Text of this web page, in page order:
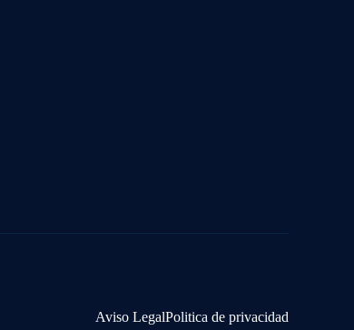
Aviso LegalPolitica de privacidad